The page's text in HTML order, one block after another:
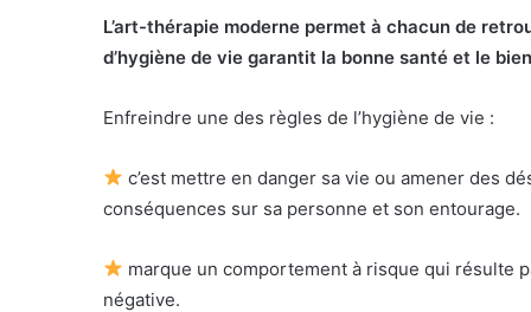
L’art-thérapie moderne permet à chacun de
d’hygiène de vie garantit la bonne santé et le
Enfreindre une des règles de l’hygiène de vie :
c’est mettre en danger sa vie ou amener des
conséquences sur sa personne et son entourage.
marque un comportement à risque qui résulte
négative.